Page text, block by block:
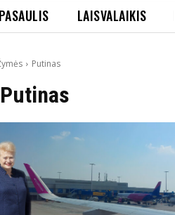
PASAULIS LAISVALAIKIS
Putinas
Putinas